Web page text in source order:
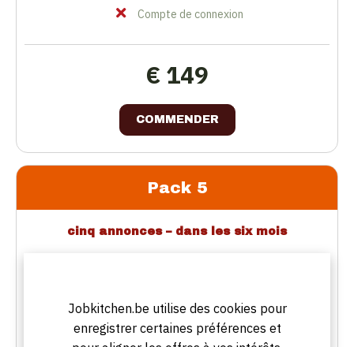
Compte de connexion
€ 149
COMMENDER
Pack 5
cinq annonces – dans les six mois
Direct mailing
Activation de la jobalert
Jobkitchen.be utilise des cookies pour
enregistrer certaines préférences et